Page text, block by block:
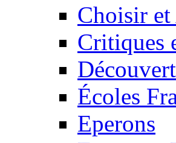
Choisir et
Critiques
Écoles
Eperons